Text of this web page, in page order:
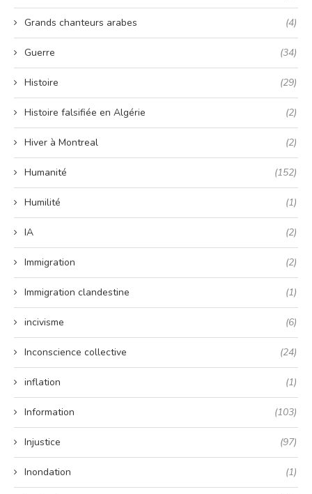
Grands chanteurs arabes (4)
Guerre (34)
Histoire (29)
Histoire falsifiée en Algérie (2)
Hiver à Montreal (2)
Humanité (152)
Humilité (1)
IA (2)
Immigration (2)
Immigration clandestine (1)
incivisme (6)
Inconscience collective (24)
inflation (1)
Information (103)
Injustice (97)
Inondation (1)